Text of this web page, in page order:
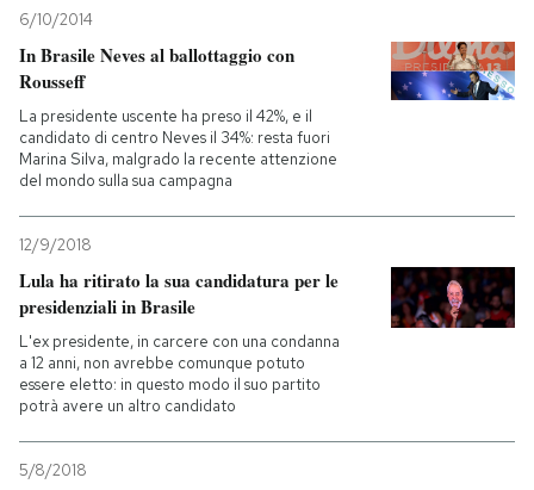
6/10/2014
In Brasile Neves al ballottaggio con
Rousseff
La presidente uscente ha preso il 42%, e il
candidato di centro Neves il 34%: resta fuori
Marina Silva, malgrado la recente attenzione
del mondo sulla sua campagna
12/9/2018
Lula ha ritirato la sua candidatura per le
presidenziali in Brasile
L'ex presidente, in carcere con una condanna
a 12 anni, non avrebbe comunque potuto
essere eletto: in questo modo il suo partito
potrà avere un altro candidato
5/8/2018